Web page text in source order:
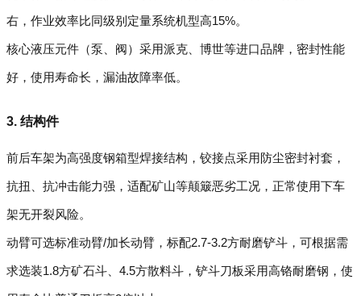
右，作业效率比同级别定量系统机型高15%。
核心液压元件（泵、阀）采用派克、博世等进口品牌，密封性能
好，使用寿命长，漏油故障率低。
3. 结构件
前后车架为高强度钢箱型焊接结构，铰接点采用防尘密封衬套，
抗扭、抗冲击能力强，适配矿山等颠簸恶劣工况，正常使用下车
架无开裂风险。
动臂可选标准动臂/加长动臂，标配2.7-3.2方耐磨铲斗，可根据需
求选装1.8方矿石斗、4.5方散料斗，铲斗刀板采用高铬耐磨钢，使